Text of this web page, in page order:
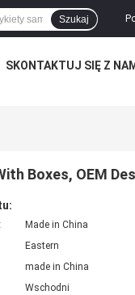
Szukaj
SKONTAKTUJ SIĘ Z NAMI
Boxes, OEM
Made in China
Eastern
made in China
Wschodni